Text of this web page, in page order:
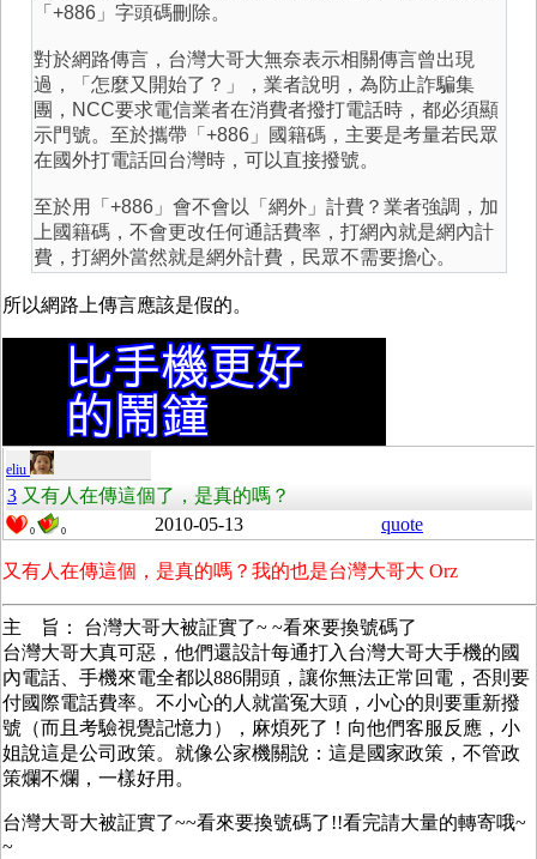
「+886」字頭碼刪除。
對於網路傳言，台灣大哥大無奈表示相關傳言曾出現
過，「怎麼又開始了？」，業者說明，為防止詐騙集
團，NCC要求電信業者在消費者撥打電話時，都必須顯
示門號。至於攜帶「+886」國籍碼，主要是考量若民眾
在國外打電話回台灣時，可以直接撥號。
至於用「+886」會不會以「網外」計費？業者強調，加
上國籍碼，不會更改任何通話費率，打網內就是網內計
費，打網外當然就是網外計費，民眾不需要擔心。
所以網路上傳言應該是假的。
eliu
3 又有人在傳這個了，是真的嗎？
0 0 2010-05-13 quote
又有人在傳這個，是真的嗎？我的也是台灣大哥大 Orz
主 旨： 台灣大哥大被証實了~ ~看來要換號碼了
台灣大哥大真可惡，他們還設計每通打入台灣大哥大手機的國
內電話、手機來電全都以886開頭，讓你無法正常回電，否則要
付國際電話費率。不小心的人就當冤大頭，小心的則要重新撥
號（而且考驗視覺記憶力），麻煩死了！向他們客服反應，小
姐說這是公司政策。就像公家機關說：這是國家政策，不管政
策爛不爛，一樣好用。
台灣大哥大被証實了~~看來要換號碼了!!看完請大量的轉寄哦~
~